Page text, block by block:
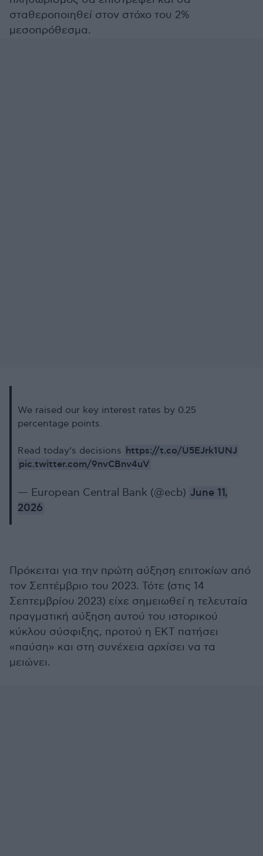
σταθεροποιηθεί στον στόχο του 2%
μεσοπρόθεσμα.
We raised our key interest rates by 0.25
percentage points.
Read today’s decisions https://t.co/U5EJrk1UNJ
pic.twitter.com/9nvCBnv4uV
— European Central Bank (@ecb) June 11,
2026
Πρόκειται για την πρώτη αύξηση επιτοκίων από
τον Σεπτέμβριο του 2023. Τότε (στις 14
Σεπτεμβρίου 2023) είχε σημειωθεί η τελευταία
πραγματική αύξηση αυτού του ιστορικού
κύκλου σύσφιξης, προτού η ΕΚΤ πατήσει
«παύση» και στη συνέχεια αρχίσει να τα
μειώνει.